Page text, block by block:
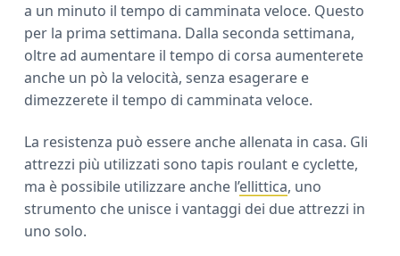
a un minuto il tempo di camminata veloce. Questo
per la prima settimana. Dalla seconda settimana,
oltre ad aumentare il tempo di corsa aumenterete
anche un pò la velocità, senza esagerare e
dimezzerete il tempo di camminata veloce.
La resistenza può essere anche allenata in casa. Gli
attrezzi più utilizzati sono tapis roulant e cyclette,
ma è possibile utilizzare anche l’ellittica, uno
strumento che unisce i vantaggi dei due attrezzi in
uno solo.